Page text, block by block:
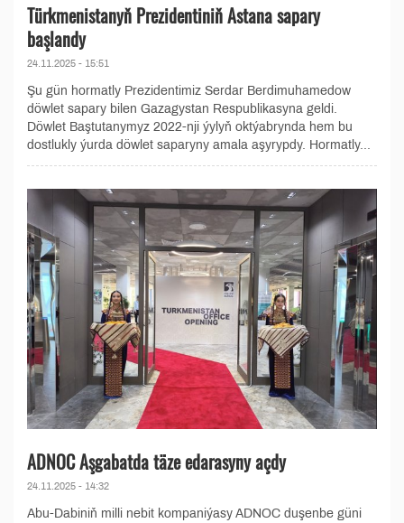
Türkmenistanyň Prezidentiniň Astana sapary
başlandy
24.11.2025 - 15:51
Şu gün hormatly Prezidentimiz Serdar Berdimuhamedow
döwlet sapary bilen Gazagystan Respublikasyna geldi.
Döwlet Baştutanymyz 2022-nji ýylyň oktýabrynda hem bu
dostlukly ýurda döwlet saparyny amala aşyrypdy. Hormatly...
ADNOC Aşgabatda täze edarasyny açdy
24.11.2025 - 14:32
Abu-Dabiniň milli nebit kompaniýasy ADNOC duşenbe güni